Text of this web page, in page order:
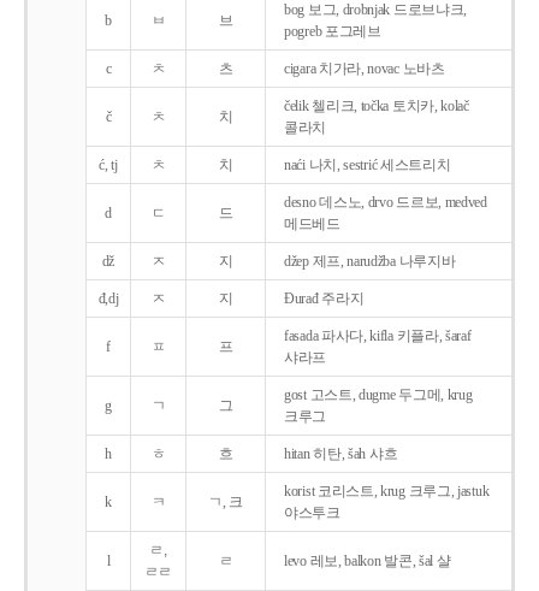
b ㅂ 브
bog 보그, drobnjak 드로브냐크,
pogreb 포그레브
c ㅊ 츠 cigara 치가라, novac 노바츠
č ㅊ 치
čelik 첼리크, točka 토치카, kolač
콜라치
ć, tj ㅊ 치 naći 나치, sestrić 세스트리치
d ㄷ 드
desno 데스노, drvo 드르보, medved
메드베드
dž ㅈ 지 džep 제프, narudžba 나루지바
đ,dj ㅈ 지 Ðurađ 주라지
f ㅍ 프
fasada 파사다, kifla 키플라, šaraf
샤라프
g ㄱ 그
gost 고스트, dugme 두그메, krug
크루그
h ㅎ 흐 hitan 히탄, šah 샤흐
k ㅋ ㄱ, 크
korist 코리스트, krug 크루그, jastuk
야스투크
l
ㄹ,
ㄹㄹ
ㄹ levo 레보, balkon 발콘, šal 샬